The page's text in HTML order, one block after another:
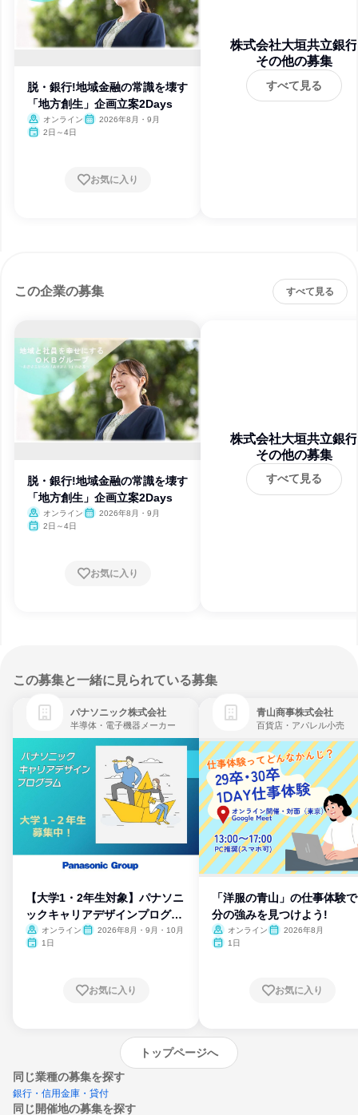
脱・銀行!地域金融の常識を壊す
「地方創生」企画立案2Days
オンライン
2026年8月・9月
2日～4日
お気に入り
株式会社大垣共立銀行
その他の募集
すべて見る
この企業の募集 すべて見る
脱・銀行!地域金融の常識を壊す
「地方創生」企画立案2Days
オンライン
2026年8月・9月
2日～4日
お気に入り
株式会社大垣共立銀行
その他の募集
すべて見る
この募集と一緒に見られている募集
パナソニック株式会社
半導体・電子機器メーカー
【大学1・2年生対象】パナソニ
ックキャリアデザインプログラ
ム
オンライン
2026年8月・9月・10月
1日
お気に入り
青山商事株式会社
百貨店・アパレル小売
「洋服の青山」の仕事体験
分の強みを見つけよう!
オンライン
2026年8月
1日
お気に入り
トップページへ
同じ業種の募集を探す
銀行・信用金庫・貸付
同じ開催地の募集を探す